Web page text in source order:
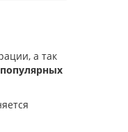
а так